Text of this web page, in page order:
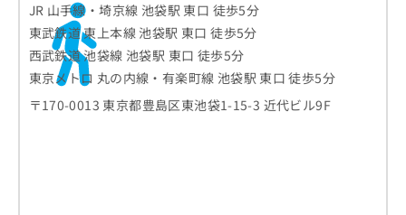
JR 山手線・埼京線 池袋駅 東口 徒歩5分
東武鉄道 東上本線 池袋駅 東口 徒歩5分
西武鉄道 池袋線 池袋駅 東口 徒歩5分
東京メトロ 丸の内線・有楽町線 池袋駅 東口 徒歩5分
〒170-0013 東京都豊島区東池袋1-15-3 近代ビル9F